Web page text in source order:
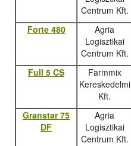
Centrum Kft.
Forte 480
Agria
Logisztikai
Centrum Kft.
Full 5 CS
Farmmix
Kereskedelmi
Kft.
Granstar 75
DF
Agria
Logisztikai
Centrum Kft.